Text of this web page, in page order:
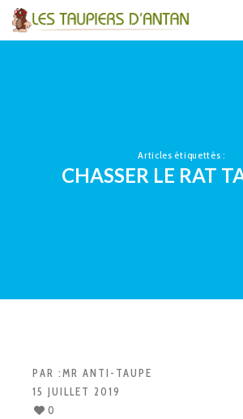
Articles étiquettés :
CHASSER LE RAT
PAR :MR ANTI-TAUPE
15 JUILLET 2019
0